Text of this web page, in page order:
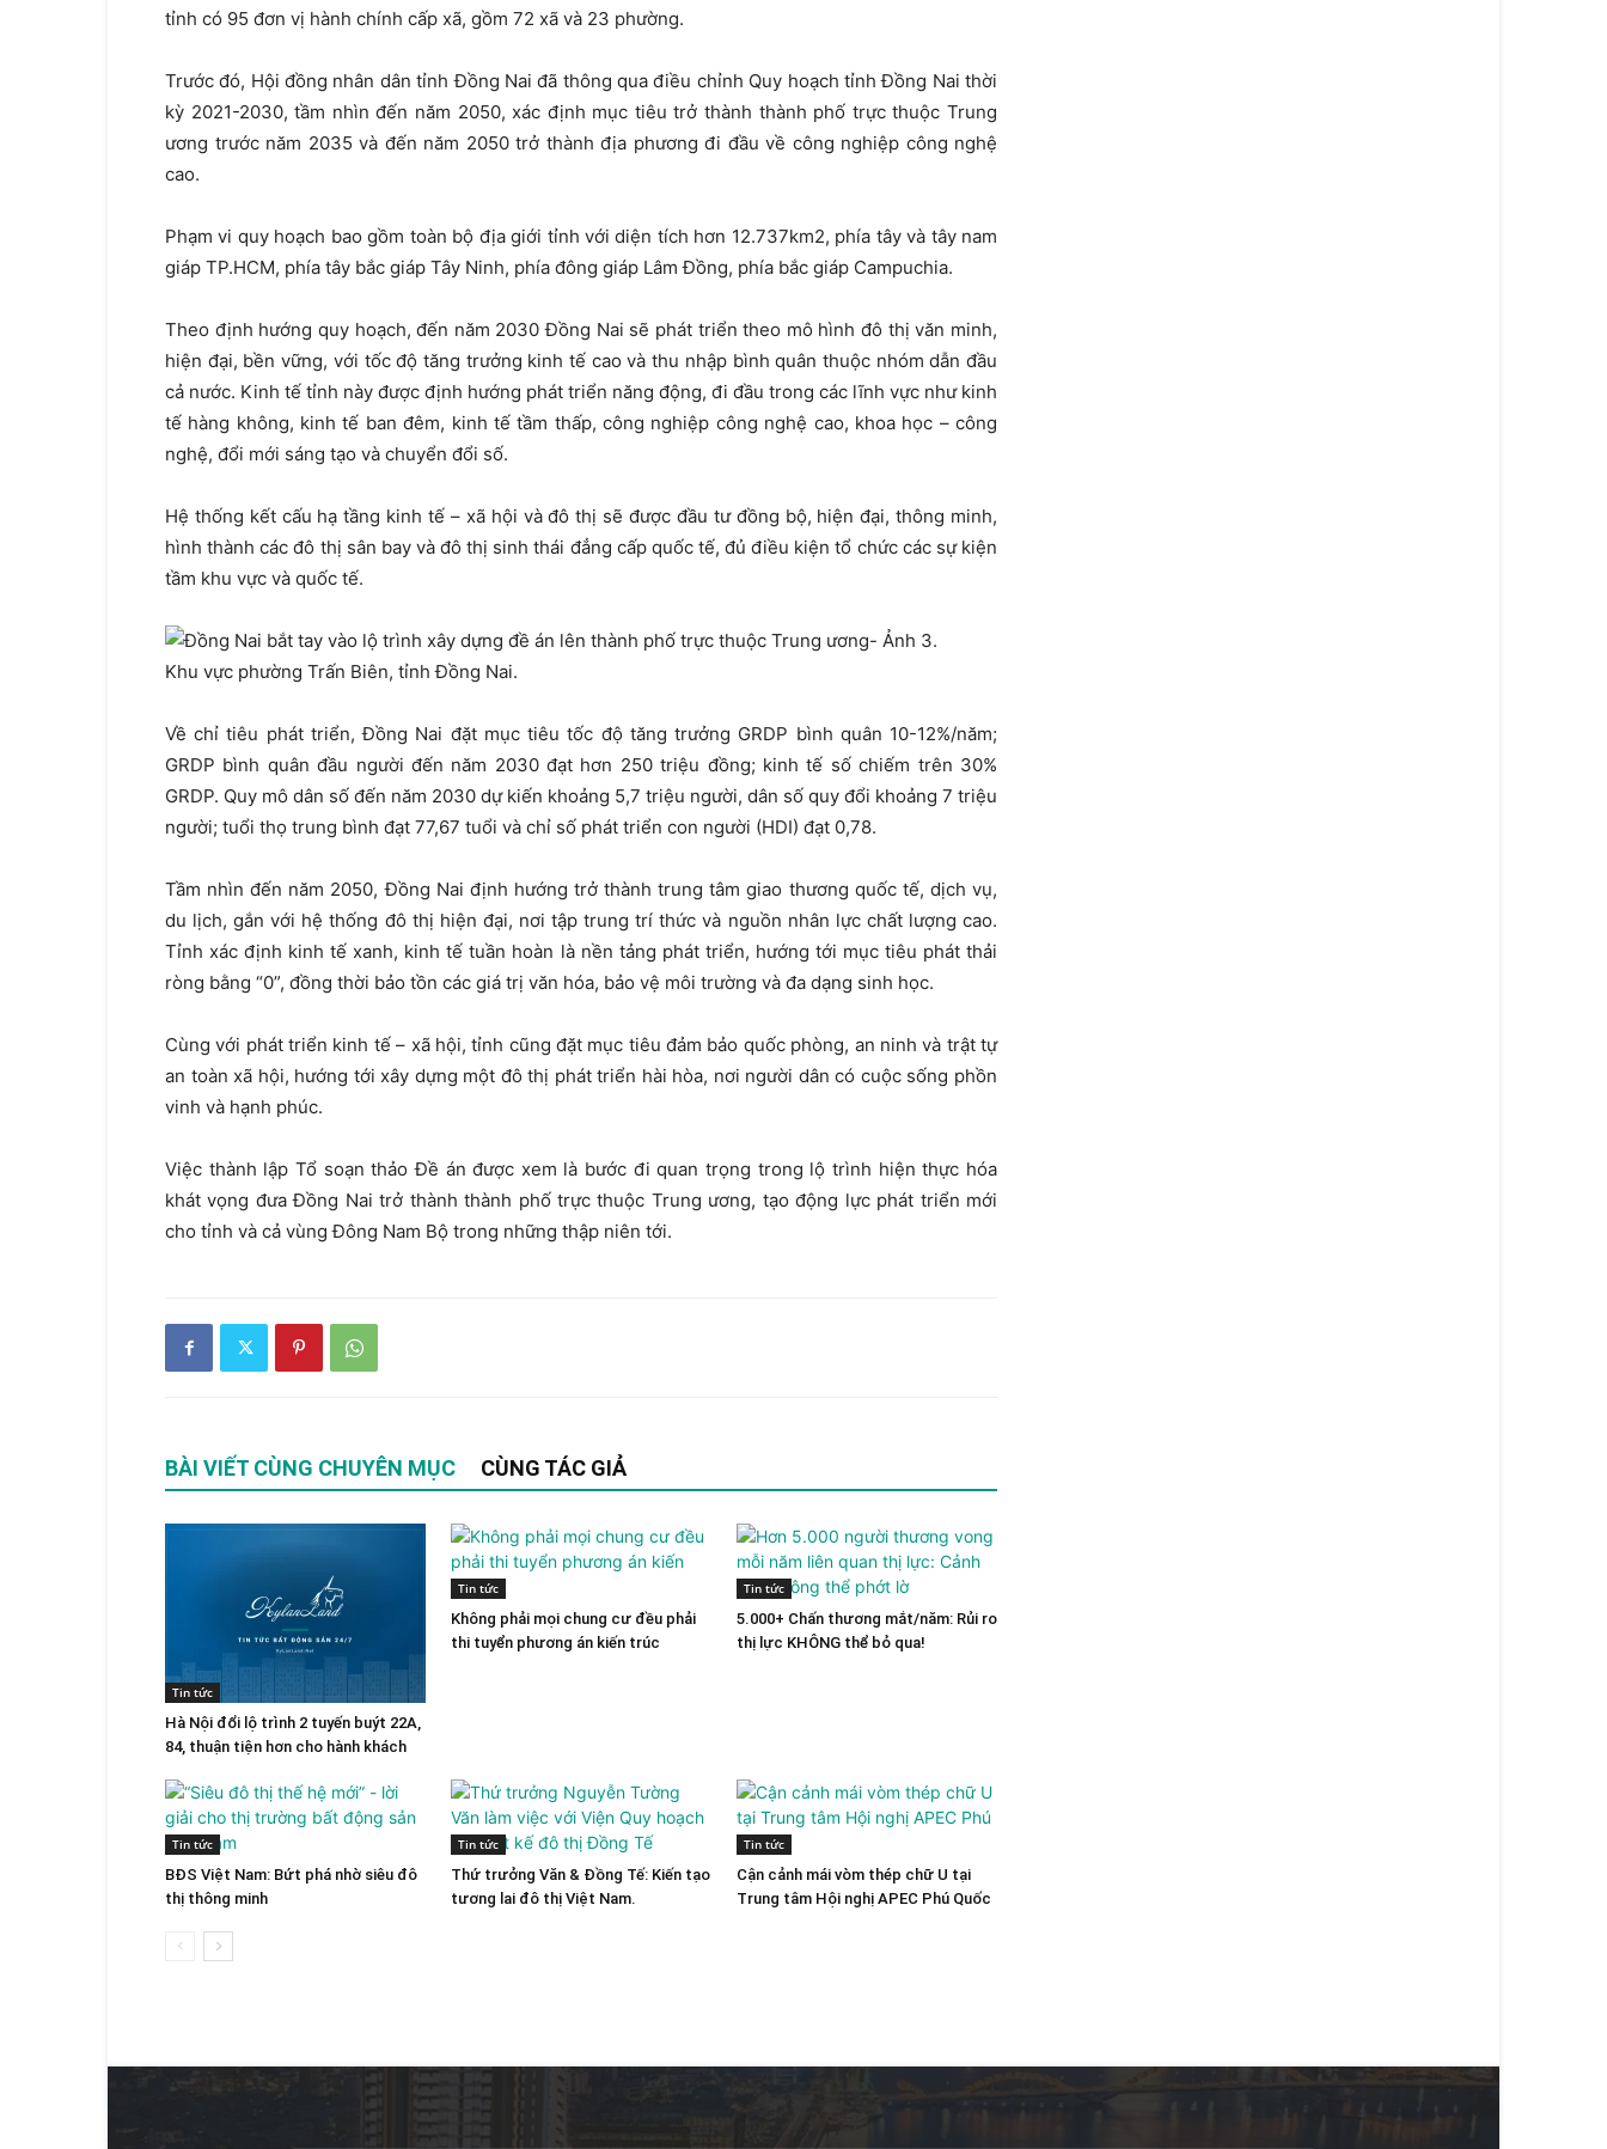
tỉnh có 95 đơn vị hành chính cấp xã, gồm 72 xã và 23 phường.
Trước đó, Hội đồng nhân dân tỉnh Đồng Nai đã thông qua điều chỉnh Quy hoạch tỉnh Đồng Nai thời
kỳ 2021-2030, tầm nhìn đến năm 2050, xác định mục tiêu trở thành thành phố trực thuộc Trung
ương trước năm 2035 và đến năm 2050 trở thành địa phương đi đầu về công nghiệp công nghệ
cao.
Phạm vi quy hoạch bao gồm toàn bộ địa giới tỉnh với diện tích hơn 12.737km2, phía tây và tây nam
giáp TP.HCM, phía tây bắc giáp Tây Ninh, phía đông giáp Lâm Đồng, phía bắc giáp Campuchia.
Theo định hướng quy hoạch, đến năm 2030 Đồng Nai sẽ phát triển theo mô hình đô thị văn minh,
hiện đại, bền vững, với tốc độ tăng trưởng kinh tế cao và thu nhập bình quân thuộc nhóm dẫn đầu
cả nước. Kinh tế tỉnh này được định hướng phát triển năng động, đi đầu trong các lĩnh vực như kinh
tế hàng không, kinh tế ban đêm, kinh tế tầm thấp, công nghiệp công nghệ cao, khoa học – công
nghệ, đổi mới sáng tạo và chuyển đổi số.
Hệ thống kết cấu hạ tầng kinh tế – xã hội và đô thị sẽ được đầu tư đồng bộ, hiện đại, thông minh,
hình thành các đô thị sân bay và đô thị sinh thái đẳng cấp quốc tế, đủ điều kiện tổ chức các sự kiện
tầm khu vực và quốc tế.
Khu vực phường Trấn Biên, tỉnh Đồng Nai.
Về chỉ tiêu phát triển, Đồng Nai đặt mục tiêu tốc độ tăng trưởng GRDP bình quân 10-12%/năm;
GRDP bình quân đầu người đến năm 2030 đạt hơn 250 triệu đồng; kinh tế số chiếm trên 30%
GRDP. Quy mô dân số đến năm 2030 dự kiến khoảng 5,7 triệu người, dân số quy đổi khoảng 7 triệu
người; tuổi thọ trung bình đạt 77,67 tuổi và chỉ số phát triển con người (HDI) đạt 0,78.
Tầm nhìn đến năm 2050, Đồng Nai định hướng trở thành trung tâm giao thương quốc tế, dịch vụ,
du lịch, gắn với hệ thống đô thị hiện đại, nơi tập trung trí thức và nguồn nhân lực chất lượng cao.
Tỉnh xác định kinh tế xanh, kinh tế tuần hoàn là nền tảng phát triển, hướng tới mục tiêu phát thải
ròng bằng “0”, đồng thời bảo tồn các giá trị văn hóa, bảo vệ môi trường và đa dạng sinh học.
Cùng với phát triển kinh tế – xã hội, tỉnh cũng đặt mục tiêu đảm bảo quốc phòng, an ninh và trật tự
an toàn xã hội, hướng tới xây dựng một đô thị phát triển hài hòa, nơi người dân có cuộc sống phồn
vinh và hạnh phúc.
Việc thành lập Tổ soạn thảo Đề án được xem là bước đi quan trọng trong lộ trình hiện thực hóa
khát vọng đưa Đồng Nai trở thành thành phố trực thuộc Trung ương, tạo động lực phát triển mới
cho tỉnh và cả vùng Đông Nam Bộ trong những thập niên tới.
BÀI VIẾT CÙNG CHUYÊN MỤC CÙNG TÁC GIẢ
Tin tức
Hà Nội đổi lộ trình 2 tuyến buýt 22A,
84, thuận tiện hơn cho hành khách
Tin tức
Không phải mọi chung cư đều phải
thi tuyển phương án kiến trúc
Tin tức
5.000+ Chấn thương mắt/năm: Rủi ro
thị lực KHÔNG thể bỏ qua!
Tin tức
BĐS Việt Nam: Bứt phá nhờ siêu đô
thị thông minh
Tin tức
Thứ trưởng Văn & Đồng Tế: Kiến tạo
tương lai đô thị Việt Nam.
Tin tức
Cận cảnh mái vòm thép chữ U tại
Trung tâm Hội nghị APEC Phú Quốc